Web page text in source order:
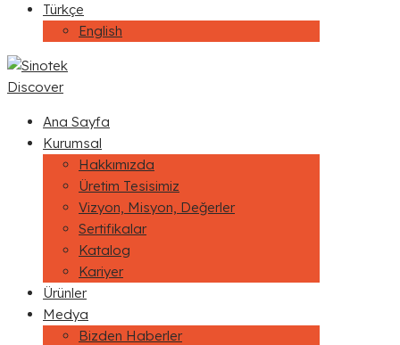
Türkçe
English
Discover
Ana Sayfa
Kurumsal
Hakkımızda
Üretim Tesisimiz
Vizyon, Misyon, Değerler
Sertifikalar
Katalog
Kariyer
Ürünler
Medya
Bizden Haberler